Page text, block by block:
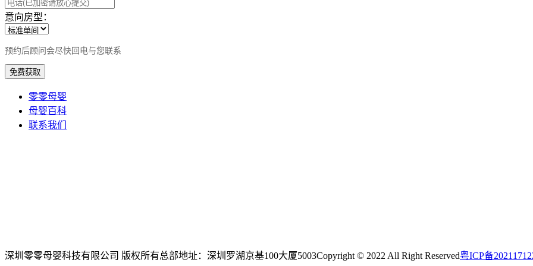
意向房型：
预约后顾问会尽快回电与您联系
免费获取
零零母婴
母婴百科
联系我们
深圳零零母婴科技有限公司 版权所有总部地址：深圳罗湖京基100大厦5003Copyright © 2022 All Right Reserved粤ICP备